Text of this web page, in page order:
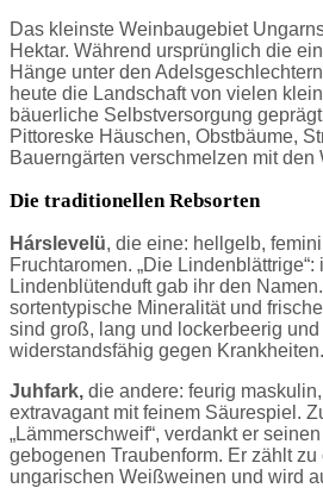
Das kleinste Weinbaugebiet
Hektar. Während ursprünglich die
Hänge unter den
heute die Landschaft von vielen
bäuerliche Selbstversorgung
Pittoreske Häuschen, Obstbäume,
Bauerngärten verschmelzen mit den
Die traditionellen Rebsorten
Hárslevelü, die eine: hellgelb,
Fruchtaromen. „Die
Lindenblütenduft gab ihr den
sortentypische Mineralität und
sind groß, lang und lockerbeerig und
widerstandsfähig gegen Krankheiten.
Juhfark, die andere: feurig
extravagant mit feinem Säurespiel.
„Lämmerschweif“, verdankt er
gebogenen Traubenform. Er zählt zu
ungarischen Weißweinen und wird